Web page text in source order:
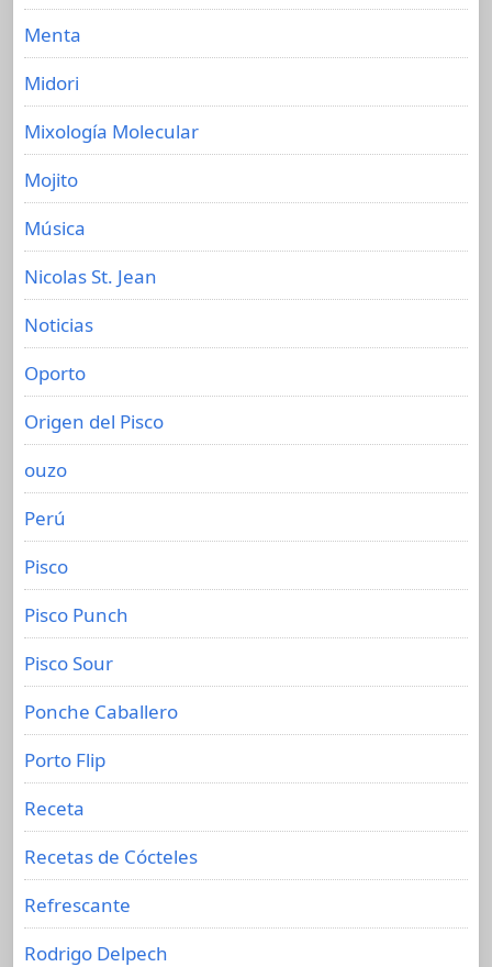
Menta
Midori
Mixología Molecular
Mojito
Música
Nicolas St. Jean
Noticias
Oporto
Origen del Pisco
ouzo
Perú
Pisco
Pisco Punch
Pisco Sour
Ponche Caballero
Porto Flip
Receta
Recetas de Cócteles
Refrescante
Rodrigo Delpech